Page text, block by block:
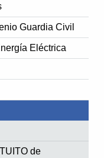
Guardia Civil
Eléctrica
de